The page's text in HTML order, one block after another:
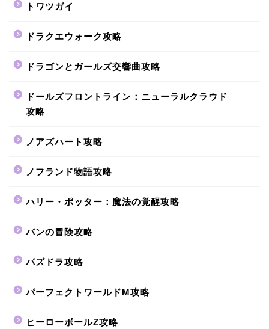
トワツガイ
ドラクエウォーク攻略
ドラゴンとガールズ交響曲攻略
ドールズフロントライン：ニューラルクラウド
攻略
ノアズハート攻略
ノフランド物語攻略
ハリー・ポッター：魔法の覚醒攻略
バンの冒険攻略
パズドラ攻略
パーフェクトワールドM攻略
ヒーローボールZ攻略